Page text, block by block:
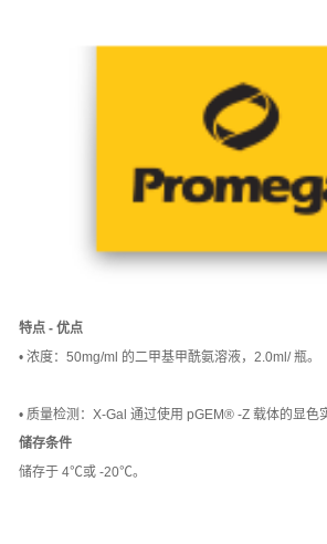
特点 - 优点
• 浓度：50mg/ml 的二甲基甲酰氨溶液，2.0ml/ 瓶。
• 质量检测：X-Gal 通过使用 pGEM® -Z 载体的显色
储存条件
储存于 4℃或 -20℃。